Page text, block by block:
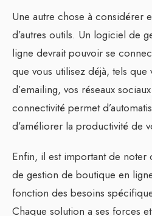
Une autre chose à considérer
d’autres outils. Un logiciel de
ligne devrait pouvoir se
que vous utilisez déjà, tels que
d’emailing, vos réseaux
connectivité permet
d’améliorer la productivité de
Enfin, il est important de
de gestion de boutique en
fonction des besoins
Chaque solution a ses forces